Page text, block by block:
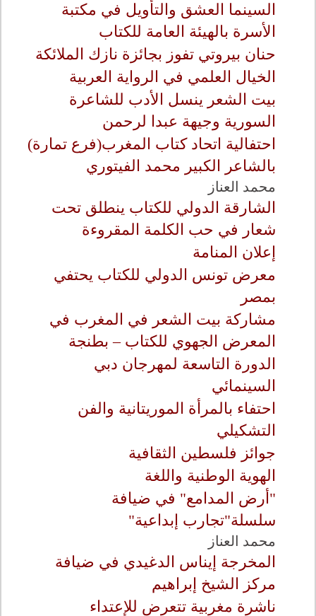
السينما العشق والتأويل في مكتبة
الأسرة بالهيئة العامة للكتاب
حنان بيروتي تفوز بجائزة نازك الملائكة
الخيال العلمي في الرواية العربية
بيت الشعر ينسل الأدب للشاعرة
السورية وجيهة عبدا لرحمن
احتفالية اتحاد كتاب المغرب(فرع تمارة)
بالشاعر الكبير محمد الفيتوري
محمد العناز
الشارقة الدولي للكتاب ينطلق تحت
شعار في حب الكلمة المقروءة
إعلان المنامة
معرض تونس الدولي للكتاب يحتفي
بمصر
مشاركة بيت الشعر في المغرب في
المعرض الجهوي للكتاب – بطنجة
الدورة التاسعة لمهرجان دبي
السينمائي
احتفاء بالمرأة الموريتانية والفن
التشكيلي
جوائز فلسطين الثقافية
الهوية الوطنية واللغة
"أرض المدامع" في ضيافة
سلسلة"تجارب إبداعية"
محمد العناز
المخرجة إيناس الدغيدي في ضيافة
مركز الشيخ إبراهيم
ناشرة مغربية تتعرض للإعتداء